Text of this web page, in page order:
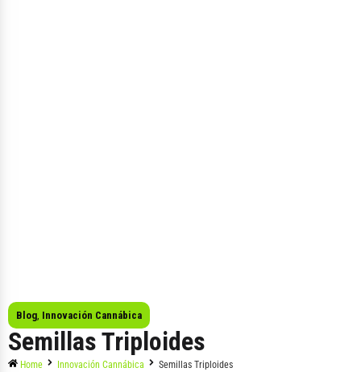
Blog, Innovación Cannábica
Semillas Triploides
Home Innovación Cannábica
Semillas Triploides